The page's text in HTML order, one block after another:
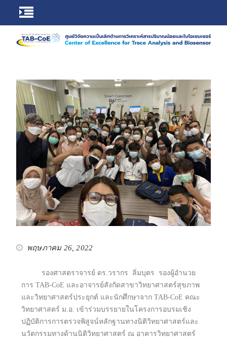
พฤษภาคม 26, 2022
รองศาสตราจารย์ ดร.วรากร ลิ่มบุตร รองผู้อำนวย
การ TAB-CoE และอาจารย์สังกัดสาขาวิทยาศาสตร์สุขภาพ
และวิทยาศาสตร์ประยุกต์ และนักศึกษาจาก TAB-CoE คณะ
วิทยาศาสตร์ ม.อ. เข้าร่วมบรรยายในโครงการอบรมเชิง
ปฏิบัติการการตรวจพิสูจน์หลักฐานทางนิติวิทยาศาสตร์และ
นวัตกรรมทางด้านนิติวิทยาศาสตร์ ณ อาคารวิทยาศาสตร์